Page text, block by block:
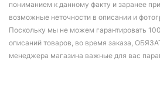
пониманием к данному факту и заранее
возможные неточности в описании и
Поскольку мы не можем гарантировать
описаний товаров, во время заказа,
менеджера магазина важные для вас